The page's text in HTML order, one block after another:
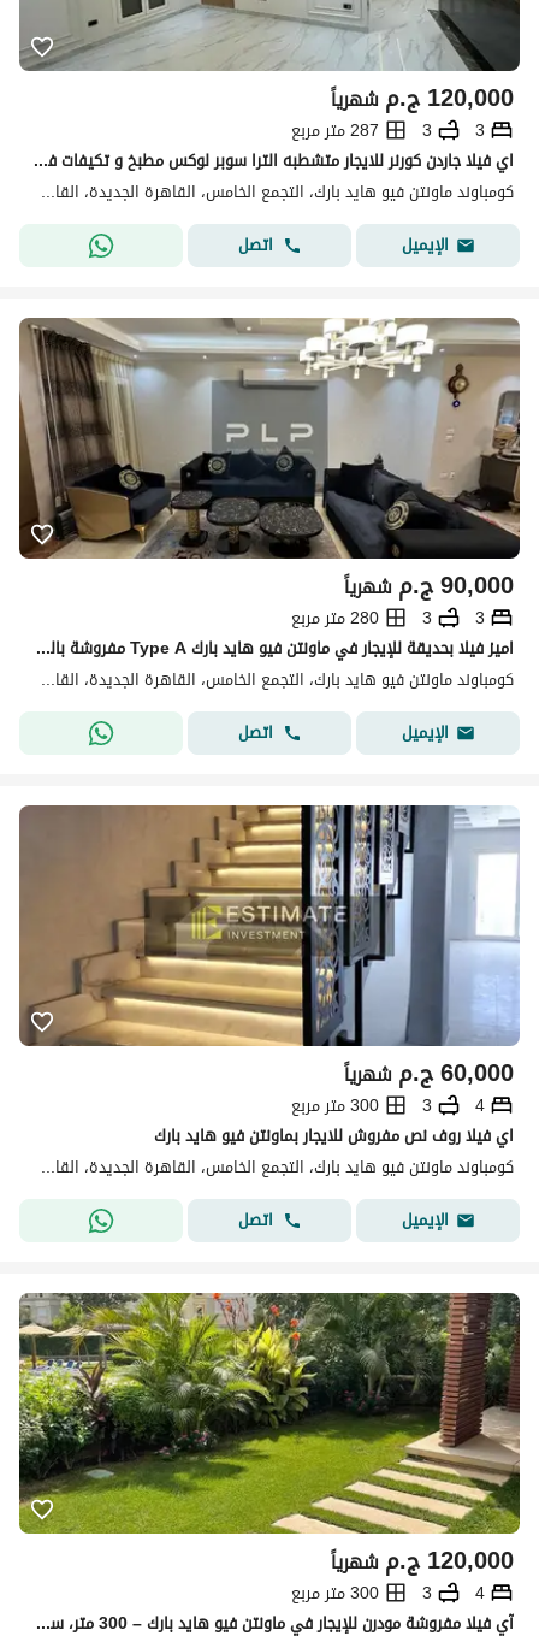
ج.م120,000 شهرياً
3
3
287 متر مربع
اي فيلا جاردن كورنر للايجار متشطبه الترا سوبر لوكس مطبخ و تكيفات في ماونتن فيو هايد بارك التجمع الخامس
كومباوند ماونتن فيو هايد بارك، التجمع الخامس، القاهرة الجديدة، القاهرة
الإيميل
اتصل
ج.م90,000 شهرياً
3
3
280 متر مربع
اميز فيلا بحديقة للإيجار في ماونتن فيو هايد بارك Type A مفروشة بالكامل وبجاردن خاص اوبن فيو بواجهه بحري
كومباوند ماونتن فيو هايد بارك، التجمع الخامس، القاهرة الجديدة، القاهرة
الإيميل
اتصل
ج.م60,000 شهرياً
4
3
300 متر مربع
اي فيلا روف نص مفروش للايجار بماونتن فيو هايد بارك
كومباوند ماونتن فيو هايد بارك، التجمع الخامس، القاهرة الجديدة، القاهرة
الإيميل
اتصل
ج.م120,000 شهرياً
4
3
300 متر مربع
آي فيلا مفروشة مودرن للإيجار في ماونتن فيو هايد بارك – 300 متر، سوبر لوكس، حديقة خاصة